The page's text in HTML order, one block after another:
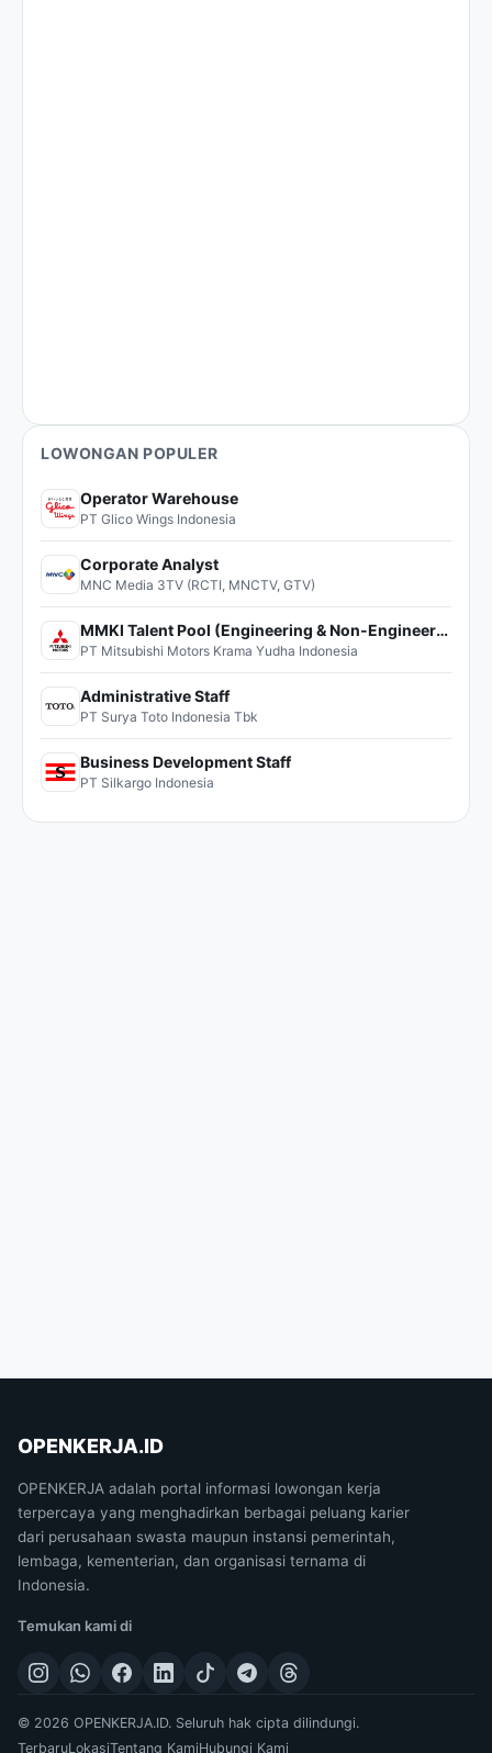
LOWONGAN POPULER
Operator Warehouse
PT Glico Wings Indonesia
Corporate Analyst
MNC Media 3TV (RCTI, MNCTV, GTV)
MMKI Talent Pool (Engineering & Non-Engineering)
PT Mitsubishi Motors Krama Yudha Indonesia
Administrative Staff
PT Surya Toto Indonesia Tbk
Business Development Staff
PT Silkargo Indonesia
OPENKERJA.ID
OPENKERJA adalah portal informasi lowongan kerja
terpercaya yang menghadirkan berbagai peluang karier
dari perusahaan swasta maupun instansi pemerintah,
lembaga, kementerian, dan organisasi ternama di
Indonesia.
Temukan kami di
© 2026 OPENKERJA.ID. Seluruh hak cipta dilindungi.
TerbaruLokasiTentang KamiHubungi Kami